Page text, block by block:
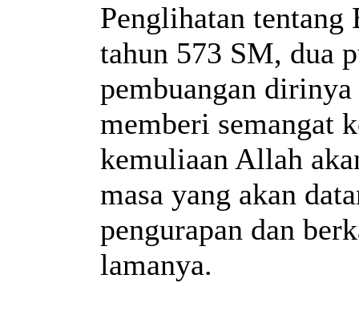
Penglihatan
tahun 573 SM, dua
pembuangan
memberi semangat
kemuliaan Allah
masa yang akan
pengurapan dan
lamanya.